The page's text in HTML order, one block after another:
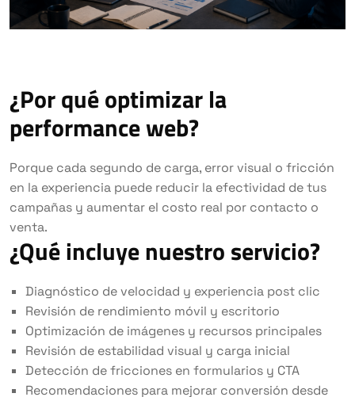
¿Por qué optimizar la
performance web?
Porque cada segundo de carga, error visual o fricción
en la experiencia puede reducir la efectividad de tus
campañas y aumentar el costo real por contacto o
venta.
¿Qué incluye nuestro servicio?
Diagnóstico de velocidad y experiencia post clic
Revisión de rendimiento móvil y escritorio
Optimización de imágenes y recursos principales
Revisión de estabilidad visual y carga inicial
Detección de fricciones en formularios y CTA
Recomendaciones para mejorar conversión desde